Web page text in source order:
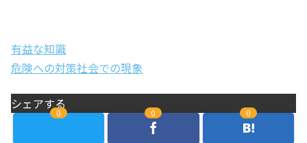
有益な知識
危険への対策社会での現象
シェアする
0 0 0